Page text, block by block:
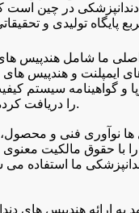
متر مربع پایگاه تولیدی و
ما شامل هندپیس
های ایمپلنت و هندپیس
ISO13485 را دریافت کرده ایم.
را با حقوق مالکیت
ما استفاده می
به ارائه هندپیس های